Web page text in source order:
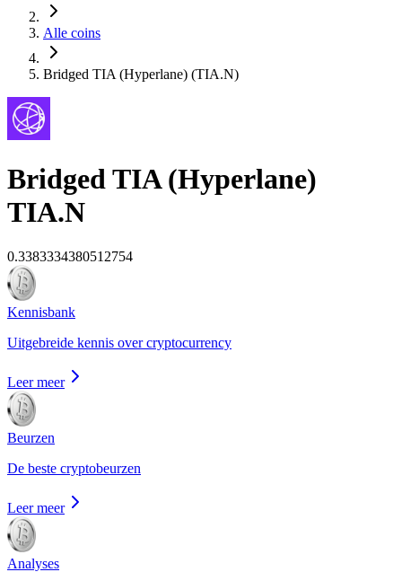
Alle coins
Bridged TIA (Hyperlane) (TIA.N)
Bridged TIA (Hyperlane)
TIA.N
0.3383334380512754
Kennisbank
Uitgebreide kennis over cryptocurrency
Leer meer
Beurzen
De beste cryptobeurzen
Leer meer
Analyses